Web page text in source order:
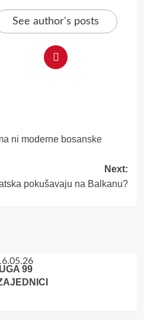
See author's posts
ni moderne bosanske
Next:
pokušavaju na Balkanu?
99